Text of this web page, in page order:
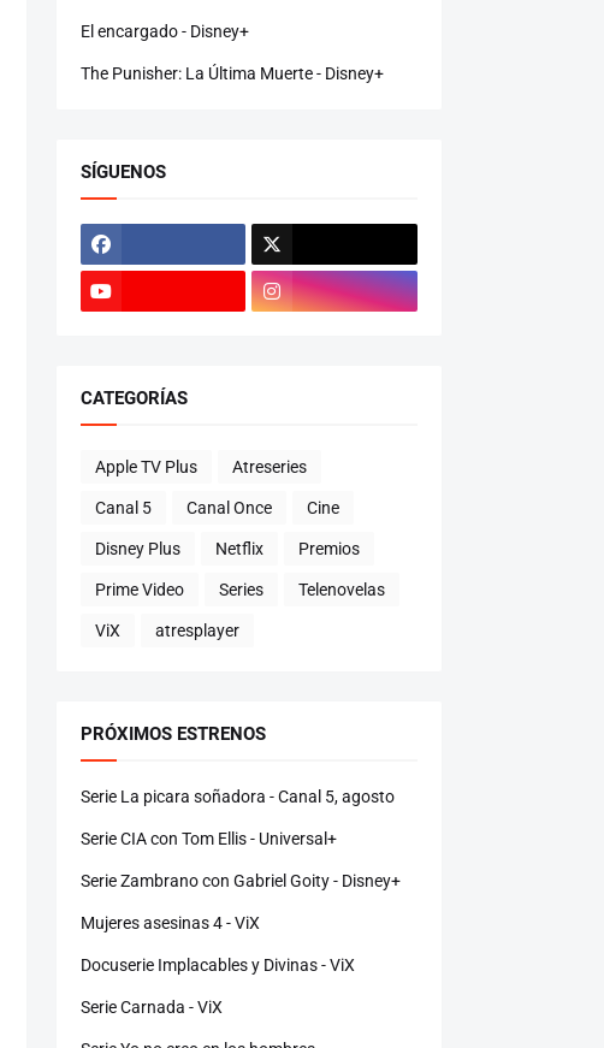
El encargado - Disney+
The Punisher: La Última Muerte - Disney+
SÍGUENOS
CATEGORÍAS
Apple TV Plus Atreseries
Canal 5 Canal Once Cine
Disney Plus Netflix Premios
Prime Video Series Telenovelas
ViX atresplayer
PRÓXIMOS ESTRENOS
Serie La picara soñadora - Canal 5, agosto
Serie CIA con Tom Ellis - Universal+
Serie Zambrano con Gabriel Goity - Disney+
Mujeres asesinas 4 - ViX
Docuserie Implacables y Divinas - ViX
Serie Carnada - ViX